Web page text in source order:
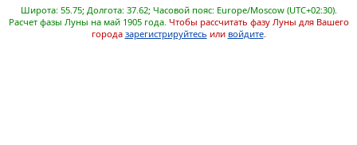
Широта: 55.75; Долгота: 37.62; Часовой пояс: Europe/Moscow (UTC+02:30).
Расчет фазы Луны на май 1905 года. Чтобы рассчитать фазу Луны для Вашего
города зарегистрируйтесь или войдите.